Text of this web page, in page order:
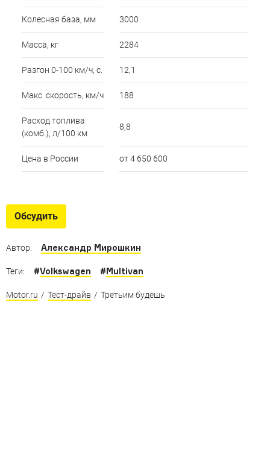
Колесная база, мм 3000
Масса, кг 2284
Разгон 0-100 км/ч, с. 12,1
Макс. скорость, км/ч 188
Расход топлива
(комб.), л/100 км
8,8
Цена в России от 4 650 600
Обсудить
Автор: Александр Мирошкин
Теги: #Volkswagen #Multivan
Motor.ru / Тест-драйв / Третьим будешь